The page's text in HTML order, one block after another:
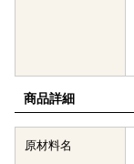
商品詳細
原材料名